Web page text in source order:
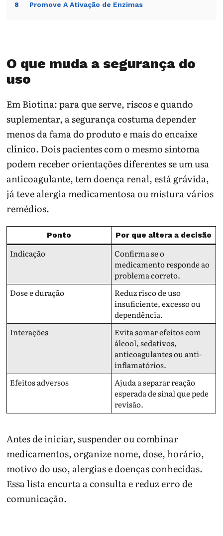
8 Promove A Ativação de Enzimas
O que muda a segurança do
uso
Em Biotina: para que serve, riscos e quando
suplementar, a segurança costuma depender
menos da fama do produto e mais do encaixe
clínico. Dois pacientes com o mesmo sintoma
podem receber orientações diferentes se um usa
anticoagulante, tem doença renal, está grávida,
já teve alergia medicamentosa ou mistura vários
remédios.
Ponto Por que altera a decisão
Indicação
Confirma se o
medicamento responde ao
problema correto.
Dose e duração
Reduz risco de uso
insuficiente, excesso ou
dependência.
Interações
Evita somar efeitos com
álcool, sedativos,
anticoagulantes ou anti-
inflamatórios.
Efeitos adversos
Ajuda a separar reação
esperada de sinal que pede
revisão.
Antes de iniciar, suspender ou combinar
medicamentos, organize nome, dose, horário,
motivo do uso, alergias e doenças conhecidas.
Essa lista encurta a consulta e reduz erro de
comunicação.